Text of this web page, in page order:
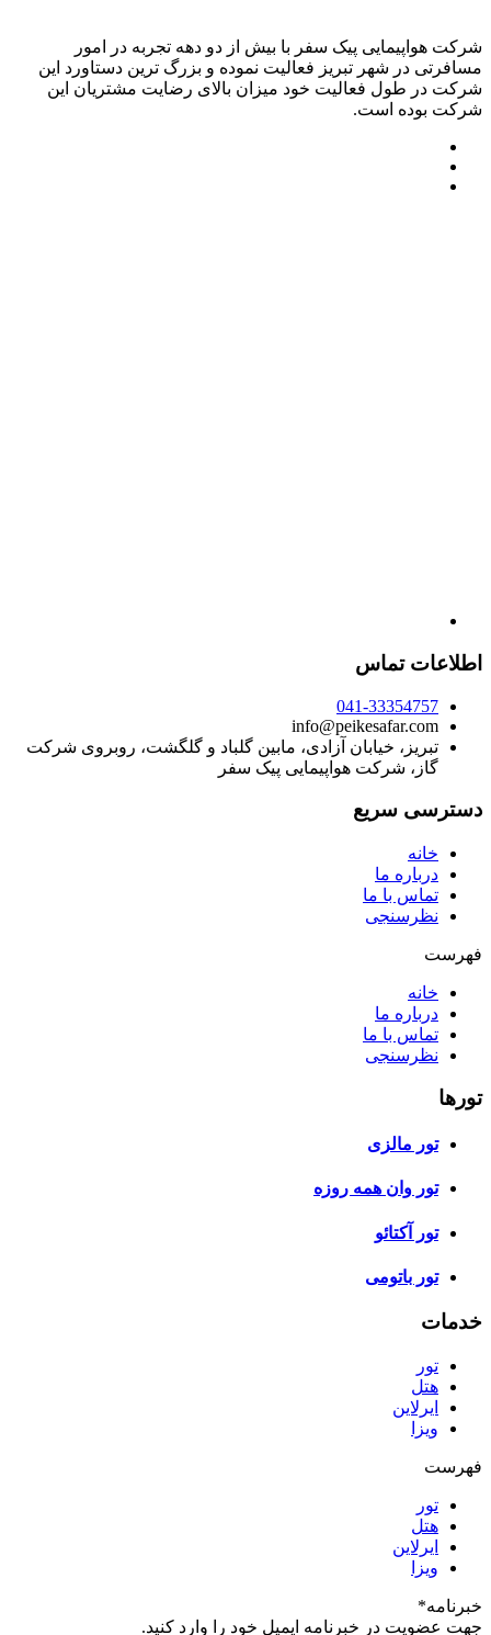
شرکت هواپیمایی پیک سفر با بیش از دو دهه تجربه در امور
مسافرتی در شهر تبریز فعالیت نموده و بزرگ ترین دستاورد این
شرکت در طول فعالیت خود میزان بالای رضایت مشتریان این
شرکت بوده است.
اطلاعات تماس
041-33354757
info@peikesafar.com
تبریز، خیابان آزادی، مابین گلباد و گلگشت، روبروی شرکت
گاز، شرکت هواپیمایی پیک سفر
دسترسی سریع
خانه
درباره ما
تماس با ما
نظرسنجی
فهرست
خانه
درباره ما
تماس با ما
نظرسنجی
تورها
تور مالزی
تور وان همه روزه
تور آکتائو
تور باتومی
خدمات
تور
هتل
ایرلاین
ویزا
فهرست
تور
هتل
ایرلاین
ویزا
خبرنامه*
جهت عضویت در خبرنامه ایمیل خود را وارد کنید.